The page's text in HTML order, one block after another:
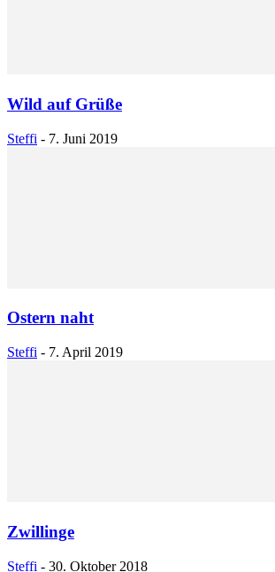
Wild auf Grüße
Steffi - 7. Juni 2019
Ostern naht
Steffi - 7. April 2019
Zwillinge
Steffi - 30. Oktober 2018